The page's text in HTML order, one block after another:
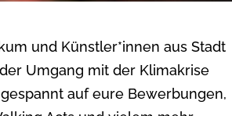
und Künstler*innen aus Stadt
Umgang mit der Klimakrise
auf eure Bewerbungen,